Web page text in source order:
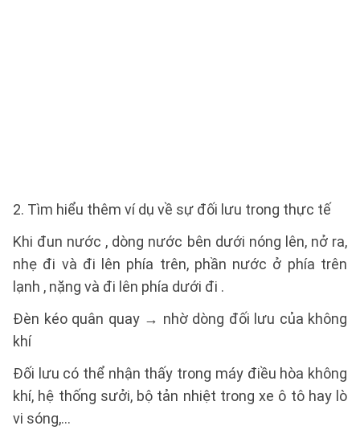
2. Tìm hiểu thêm ví dụ về sự đối lưu trong thực tế
Khi đun nước , dòng nước bên dưới nóng lên, nở ra,
nhẹ đi và đi lên phía trên, phần nước ở phía trên
lạnh , nặng và đi lên phía dưới đi .
Đèn kéo quân quay → nhờ dòng đối lưu của không
khí
Đối lưu có thể nhận thấy trong máy điều hòa không
khí, hệ thống sưởi, bộ tản nhiệt trong xe ô tô hay lò
vi sóng,...